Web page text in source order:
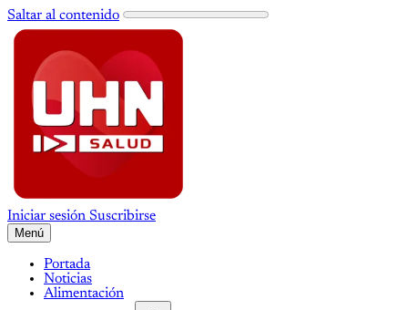
Saltar al contenido
Iniciar sesión Suscribirse
Menú
Portada
Noticias
Alimentación